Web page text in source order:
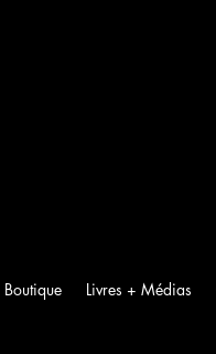
Boutique Livres + Médias